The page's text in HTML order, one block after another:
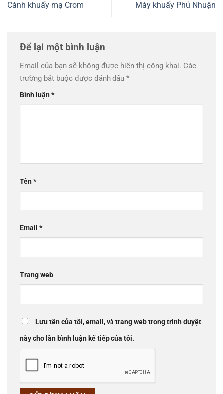
Cánh khuấy mạ Crom Máy khuấy Phú Nhuận
Để lại một bình luận
Email của bạn sẽ không được hiển thị công khai. Các
trường bắt buộc được đánh dấu *
Bình luận*
Tên*
Email *
Trang web
Lưu tên của tôi, email, và trang web trong trình duyệt
này cho lần bình luận kế tiếp của tôi.